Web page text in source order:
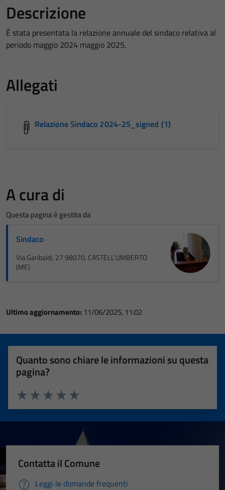
Descrizione
È stata presentata la relazione annuale del sindaco relativa al
periodo maggio 2024 maggio 2025.
Allegati
Relazione Sindaco 2024-25_signed (1)
A cura di
Questa pagina è gestita da
Sindaco
Via Garibaldi, 27 98070, CASTELL'UMBERTO
(ME)
Ultimo aggiornamento: 11/06/2025, 11:02
Quanto sono chiare le informazioni su questa
pagina?
Valuta 5 stelle su 5
Valuta 4 stelle su 5
Valuta 3 stelle su 5
Valuta 2 stelle su 5
Valuta 1 stelle su 5
Contatta il Comune
Leggi le domande frequenti